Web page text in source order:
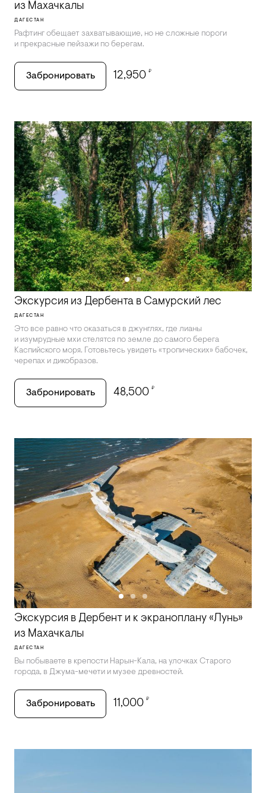
из Махачкалы
ДАГЕСТАН
Рафтинг обещает захватывающие, но не сложные пороги
и прекрасные пейзажи по берегам.
Забронировать 12,950 ₽
Экскурсия из Дербента в Самурский лес
ДАГЕСТАН
Это все равно что оказаться в джунглях, где лианы
и изумрудные мхи стелятся по земле до самого берега
Каспийского моря. Готовьтесь увидеть «тропических» бабочек,
черепах и дикобразов.
Забронировать 48,500 ₽
Экскурсия в Дербент и к экраноплану «Лунь»
из Махачкалы
ДАГЕСТАН
Вы побываете в крепости Нарын-Кала, на улочках Старого
города, в Джума-мечети и музее древностей.
Забронировать 11,000 ₽